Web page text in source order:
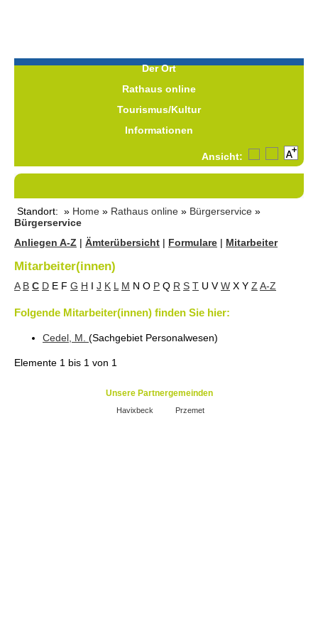
Der Ort
Rathaus online
Tourismus/Kultur
Informationen
Ansicht:
Standort: » Home » Rathaus online » Bürgerservice »
Bürgerservice
Anliegen A-Z | Ämterübersicht | Formulare | Mitarbeiter
Mitarbeiter(innen)
A B C D E F G H I J K L M N O P Q R S T U V W X Y Z A-Z
Folgende Mitarbeiter(innen) finden Sie hier:
Cedel , M. (Sachgebiet Personalwesen)
Elemente 1 bis 1 von 1
Unsere Partnergemeinden
Havixbeck Przemet